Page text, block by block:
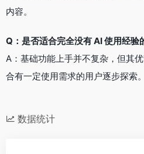
内容。
Q：是否适合完全没有 AI 使用经验
A：基础功能上手并不复杂，但其
合有一定使用需求的用户逐步探索。
数据统计